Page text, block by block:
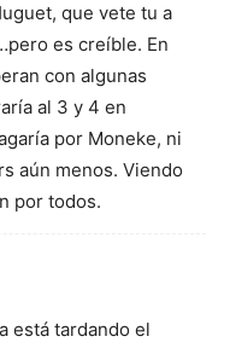
que vete tu a
es creíble. En
con algunas
al 3 y 4 en
por Moneke, ni
aún menos. Viendo
por todos.
está tardando el